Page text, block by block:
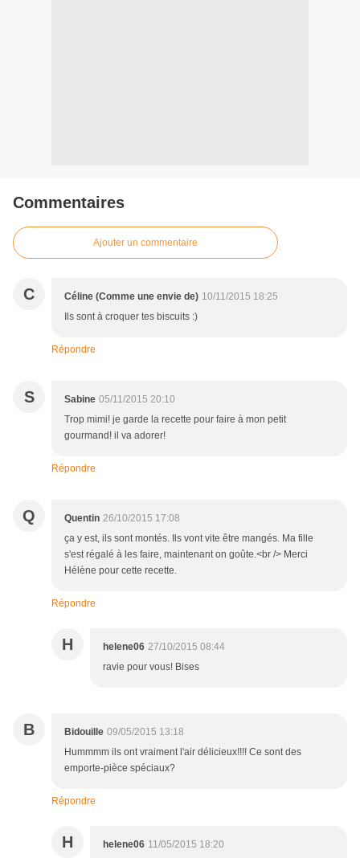
Commentaires
Ajouter un commentaire
C Céline (Comme une envie de) 10/11/2015 18:25
Ils sont à croquer tes biscuits :)
Répondre
S Sabine 05/11/2015 20:10
Trop mimi! je garde la recette pour faire à mon petit
gourmand! il va adorer!
Répondre
Q Quentin 26/10/2015 17:08
ça y est, ils sont montés. Ils vont vite être mangés. Ma fille
s'est régalé à les faire, maintenant on goûte.<br /> Merci
Hélène pour cette recette.
Répondre
H helene06 27/10/2015 08:44
ravie pour vous! Bises
B Bidouille 09/05/2015 13:18
Hummmm ils ont vraiment l'air délicieux!!!! Ce sont des
emporte-pièce spéciaux?
Répondre
H helene06 11/05/2015 18:20